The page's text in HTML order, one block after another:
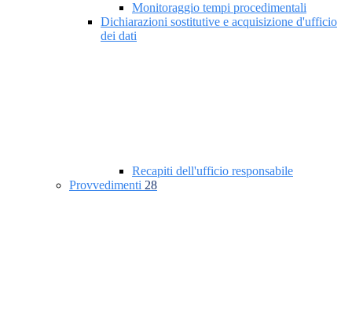
Monitoraggio tempi procedimentali
Dichiarazioni sostitutive e acquisizione d'ufficio
dei dati
Recapiti dell'ufficio responsabile
Provvedimenti 28